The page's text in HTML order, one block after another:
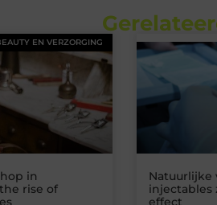
EN VERZORGING
in
rise of
Natuurlijke
injectables
effect